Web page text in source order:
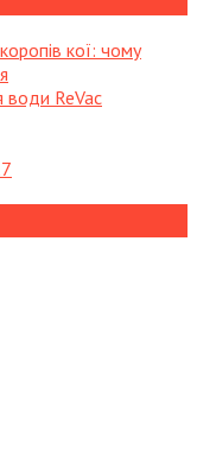
кої: чому
води ReVac